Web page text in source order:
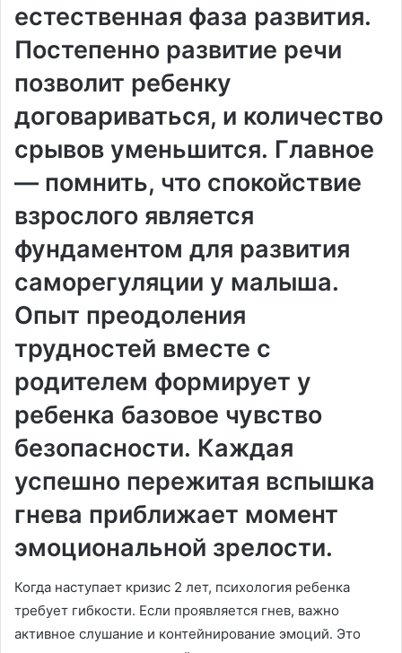
естественная фаза развития․
Постепенно развитие речи
позволит ребенку
договариваться, и количество
срывов уменьшится․ Главное
— помнить, что спокойствие
взрослого является
фундаментом для развития
саморегуляции у малыша․
Опыт преодоления
трудностей вместе с
родителем формирует у
ребенка базовое чувство
безопасности․ Каждая
успешно пережитая вспышка
гнева приближает момент
эмоциональной зрелости․
Когда наступает кризис 2 лет, психология ребенка
требует гибкости․ Если проявляется гнев, важно
активное слушание и контейнирование эмоций․ Это